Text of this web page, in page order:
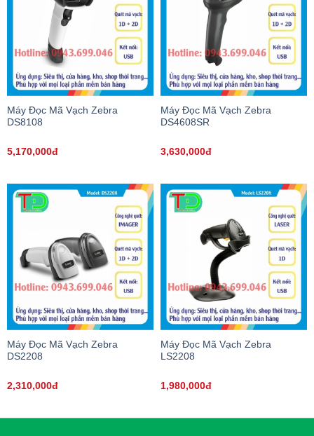
Máy Đọc Mã Vạch Zebra
DS8108
5,170,000đ
Máy Đọc Mã Vạch Zebra
DS4608SR
3,630,000đ
Máy Đọc Mã Vạch Zebra
DS2208
2,310,000đ
Máy Đọc Mã Vạch Zebra
LS2208
1,980,000đ